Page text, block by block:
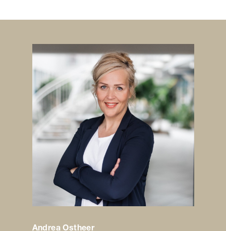
Andrea Ostheer